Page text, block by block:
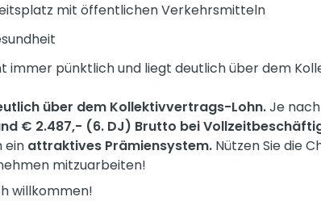
mit öffentlichen Verkehrsmitteln
immer pünktlich und liegt deutlich über dem
über dem Kollektivvertrags-Lohn.Je
€ 2.487,- (6. DJ) Brutto bei
ein attraktives Prämiensystem. Nützen Sie die
mitzuarbeiten!
willkommen!